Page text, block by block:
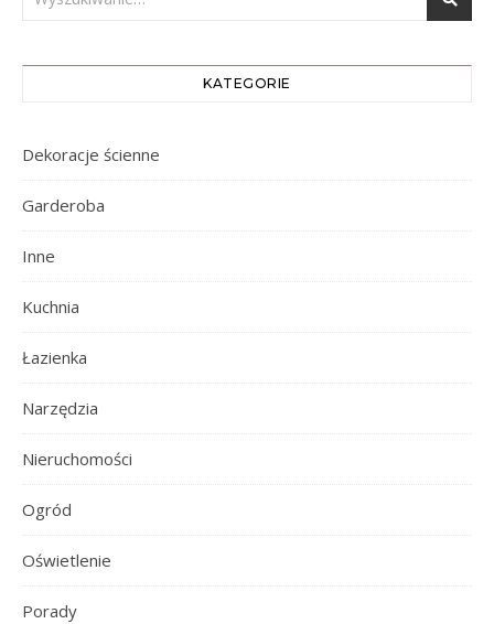
KATEGORIE
Dekoracje ścienne
Garderoba
Inne
Kuchnia
Łazienka
Narzędzia
Nieruchomości
Ogród
Oświetlenie
Porady